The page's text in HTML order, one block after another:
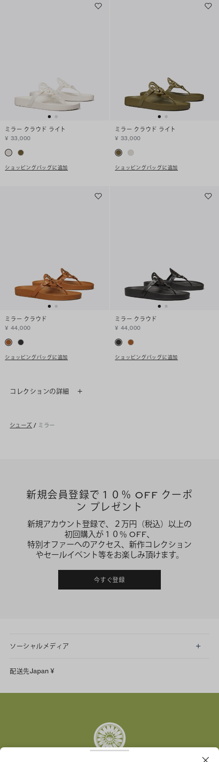
ミラー クラウド ライト
¥ 33,000
ショッピングバッグに追加
ミラー クラウド ライト
¥ 33,000
ショッピングバッグに追加
ミラー クラウド
¥ 44,000
ショッピングバッグに追加
ミラー クラウド
¥ 44,000
ショッピングバッグに追加
コレクションの詳細
シューズ / ミラー
新規会員登録で１０％ OFF クーポ
ン プレゼント
新規アカウント登録で、２万円（税込）以上の
初回購入が１０％ OFF、
特別オファーへのアクセス、新作コレクション
やセールイベント等をお楽しみ頂けます。
今すぐ登録
ソーシャルメディア
Facebook
配送先Japan ¥